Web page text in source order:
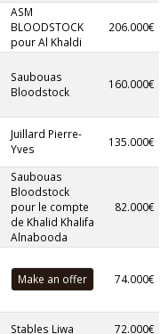
ASM
BLOODSTOCK
pour Al Khaldi
206.000€
Saubouas
Bloodstock
160.000€
Juillard Pierre-
Yves
135.000€
Saubouas
Bloodstock
pour le compte
de Khalid Khalifa
Alnabooda
82.000€
74.000€
Stables Liwa 72.000€